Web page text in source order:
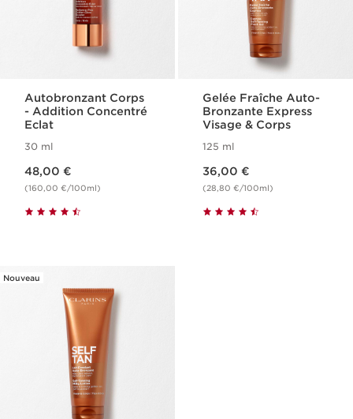
Autobronzant Corps​
- Addition Concentré
Eclat
30 ml
48,00 €
(160,00 €/100ml)
Gelée Fraîche Auto-
Bronzante Express
Visage & Corps
125 ml
36,00 €
(28,80 €/100ml)
Nouveau